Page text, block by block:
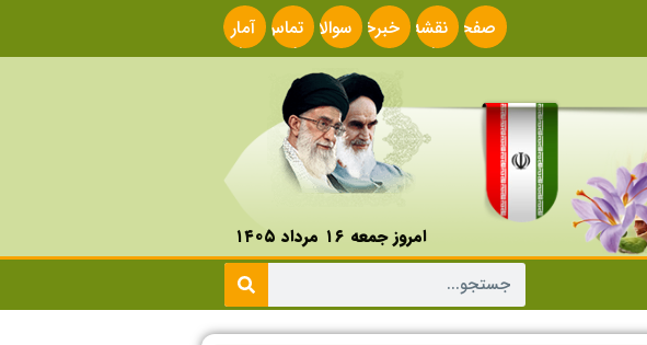
صفحه
اصلی
نقشه
سایت
خبرخوانسوالات
متداول
تماس
با ما
آمار
سایت
امروز جمعه ۱۶ مرداد ۱۴۰۵